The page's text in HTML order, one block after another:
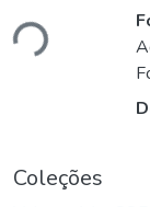
Coleções